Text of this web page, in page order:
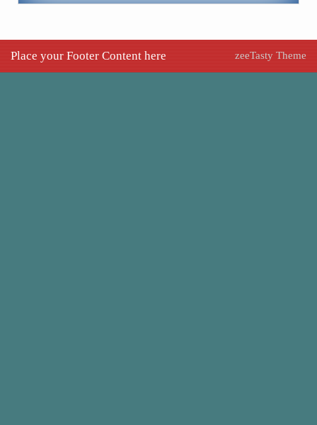
Place your Footer Content here zeeTasty Theme